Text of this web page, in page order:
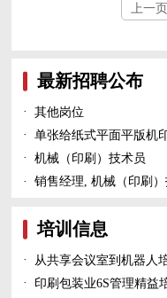
上一页
最新招聘公布
·
其他岗位
·
单张给纸式平面平版机
·
机械（印刷）技术员
·
销售经理, 机械（印刷
培训信息
·
从共享会议室到机器人
·
印刷包装业6S管理精益